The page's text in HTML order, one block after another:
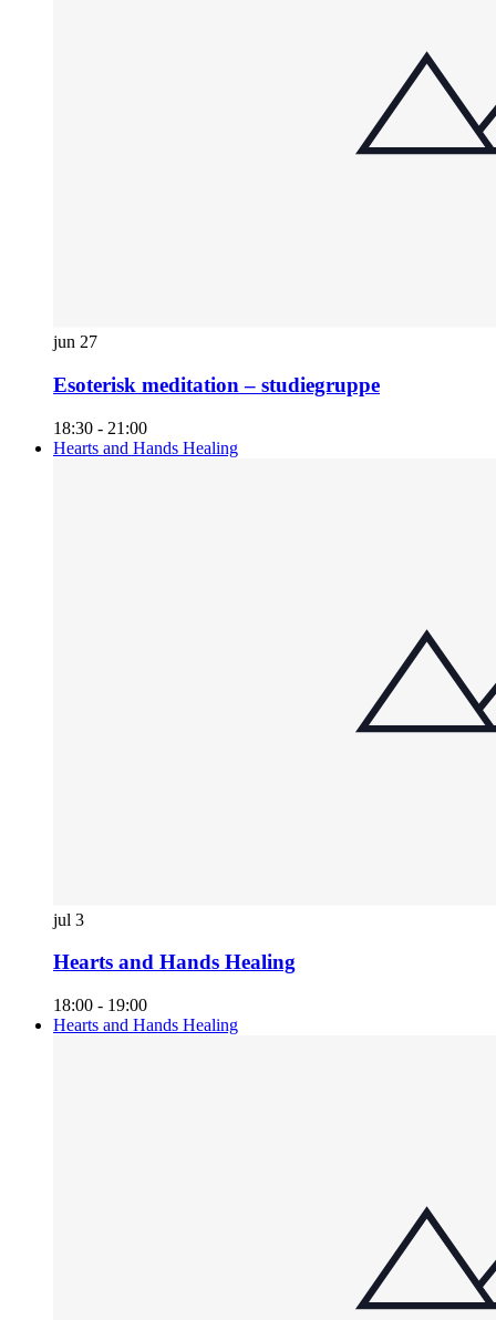
jun 27
Esoterisk meditation – studiegruppe
18:30 - 21:00
Hearts and Hands Healing
jul 3
Hearts and Hands Healing
18:00 - 19:00
Hearts and Hands Healing